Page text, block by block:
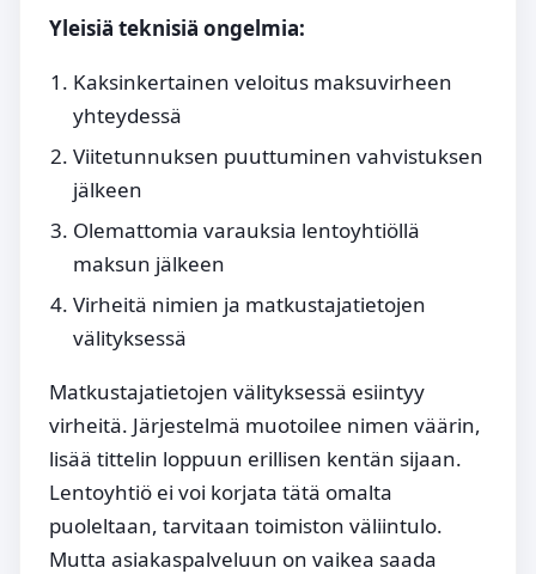
Yleisiä teknisiä ongelmia:
Kaksinkertainen veloitus maksuvirheen
yhteydessä
Viitetunnuksen puuttuminen vahvistuksen
jälkeen
Olemattomia varauksia lentoyhtiöllä
maksun jälkeen
Virheitä nimien ja matkustajatietojen
välityksessä
Matkustajatietojen välityksessä esiintyy
virheitä. Järjestelmä muotoilee nimen väärin,
lisää tittelin loppuun erillisen kentän sijaan.
Lentoyhtiö ei voi korjata tätä omalta
puoleltaan, tarvitaan toimiston väliintulo.
Mutta asiakaspalveluun on vaikea saada